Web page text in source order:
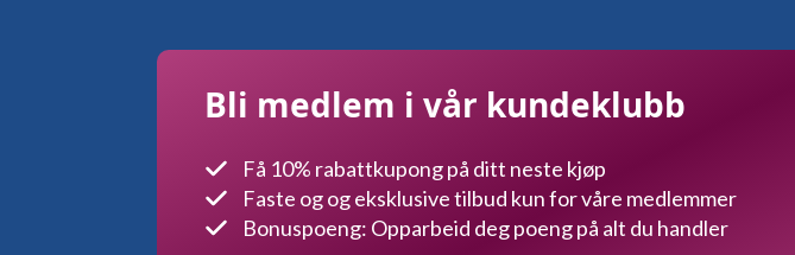
Bli medlem i vår kundeklubb
Få 10% rabattkupong på ditt neste kjøp
Faste og og eksklusive tilbud kun for våre medlemmer
Bonuspoeng: Opparbeid deg poeng på alt du handler